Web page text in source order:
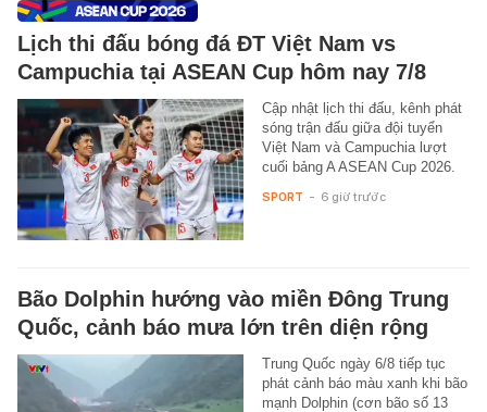
Lịch thi đấu bóng đá ĐT Việt Nam vs
Campuchia tại ASEAN Cup hôm nay 7/8
Cập nhật lịch thi đấu, kênh phát
sóng trận đấu giữa đội tuyển
Việt Nam và Campuchia lượt
cuối bảng A ASEAN Cup 2026.
SPORT - 6 giờ trước
Bão Dolphin hướng vào miền Đông Trung
Quốc, cảnh báo mưa lớn trên diện rộng
Trung Quốc ngày 6/8 tiếp tục
phát cảnh báo màu xanh khi bão
mạnh Dolphin (cơn bão số 13